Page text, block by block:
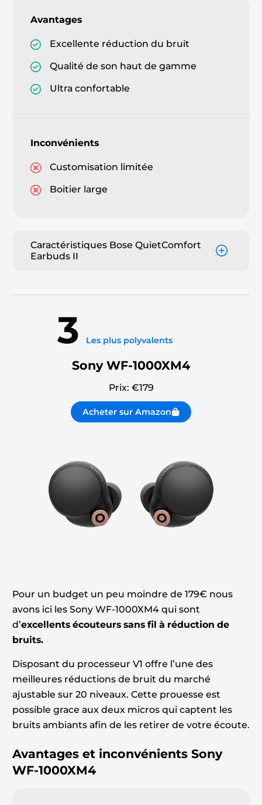
Avantages
Excellente réduction du bruit
Qualité de son haut de gamme
Ultra confortable
Inconvénients
Customisation limitée
Boitier large
Caractéristiques Bose QuietComfort
Earbuds II
3 Les plus polyvalents
Sony WF-1000XM4
Prix: €179
Acheter sur Amazon
Pour un budget un peu moindre de 179€ nous
avons ici les Sony WF-1000XM4 qui sont
d’excellents écouteurs sans fil à réduction de
bruits.
Disposant du processeur V1 offre l’une des
meilleures réductions de bruit du marché
ajustable sur 20 niveaux. Cette prouesse est
possible grace aux deux micros qui captent les
bruits ambiants afin de les retirer de votre écoute.
Avantages et inconvénients Sony
WF-1000XM4